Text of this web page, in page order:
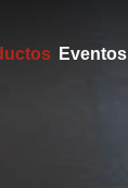
Eventos